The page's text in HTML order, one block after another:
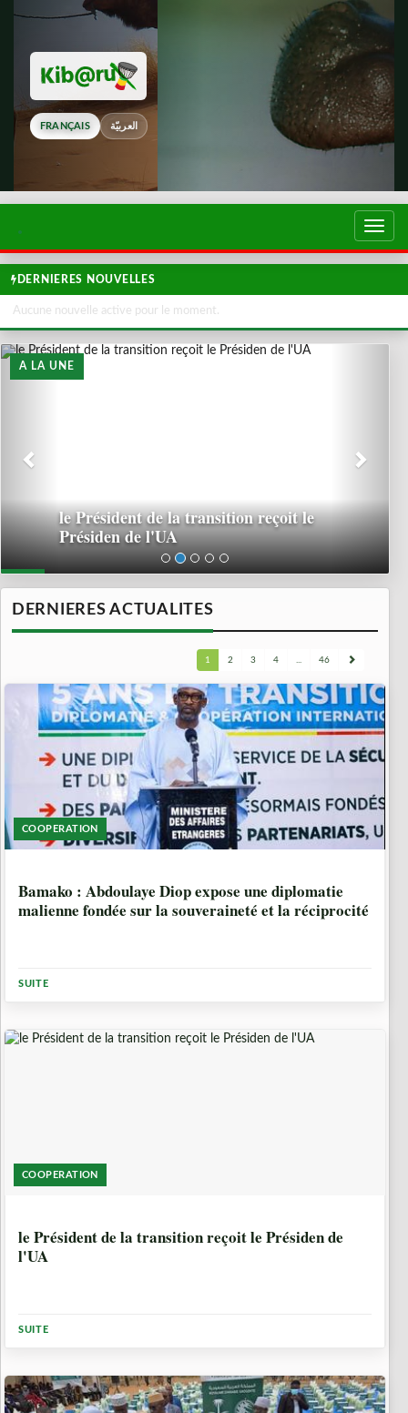
FRANÇAIS العربيّة
DERNIERES NOUVELLES
Aucune nouvelle active pour le moment.
A LA UNE
le Président de la transition reçoit le
Présiden de l'UA
DERNIERES ACTUALITES
1 2 3 4 ... 46
COOPERATION
Bamako : Abdoulaye Diop expose une diplomatie
malienne fondée sur la souveraineté et la réciprocité
SUITE
COOPERATION
le Président de la transition reçoit le Présiden de
l'UA
SUITE